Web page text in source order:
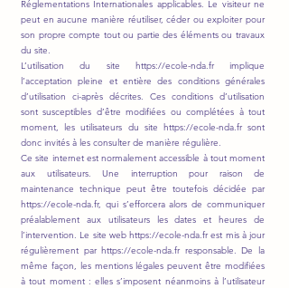
Réglementations Internationales applicables. Le visiteur ne
peut en aucune manière réutiliser, céder ou exploiter pour
son propre compte tout ou partie des éléments ou travaux
du site.
L’utilisation du site https://ecole-nda.fr implique
l’acceptation pleine et entière des conditions générales
d’utilisation ci-après décrites. Ces conditions d’utilisation
sont susceptibles d’être modifiées ou complétées à tout
moment, les utilisateurs du site https://ecole-nda.fr sont
donc invités à les consulter de manière régulière.
Ce site internet est normalement accessible à tout moment
aux utilisateurs. Une interruption pour raison de
maintenance technique peut être toutefois décidée par
https://ecole-nda.fr, qui s’efforcera alors de communiquer
préalablement aux utilisateurs les dates et heures de
l’intervention. Le site web https://ecole-nda.fr est mis à jour
régulièrement par https://ecole-nda.fr responsable. De la
même façon, les mentions légales peuvent être modifiées
à tout moment : elles s’imposent néanmoins à l’utilisateur